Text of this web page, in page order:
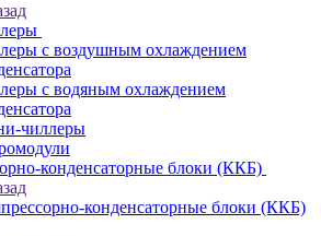
с воздушным охлаждением
с водяным охлаждением
чиллеры
конденсаторные блоки (ККБ)
конденсаторные блоки (ККБ)